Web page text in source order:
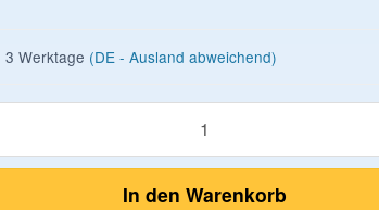
3 Werktage (DE - Ausland abweichend)
In den Warenkorb